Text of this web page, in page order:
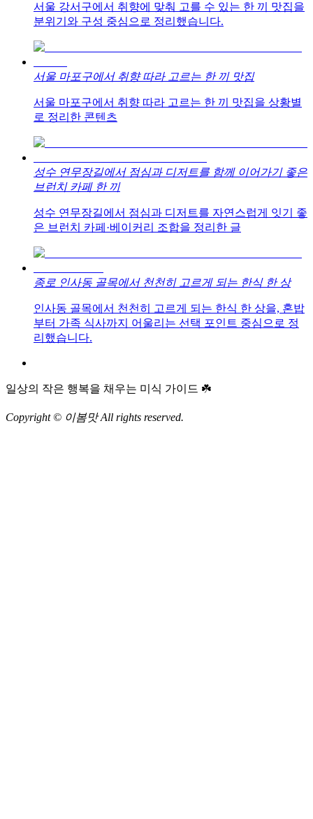
서울 강서구에서 취향에 맞춰 고를 수 있는 한 끼 맛집을
분위기와 구성 중심으로 정리했습니다.
서울 마포구에서 취향 따라 고르는 한 끼 맛집
서울 마포구에서 취향 따라 고르는 한 끼 맛집을 상황별
로 정리한 콘텐츠
성수 연무장길에서 점심과 디저트를 함께 이어가기 좋은
브런치 카페 한 끼
성수 연무장길에서 점심과 디저트를 자연스럽게 잇기 좋
은 브런치 카페·베이커리 조합을 정리한 글
종로 인사동 골목에서 천천히 고르게 되는 한식 한 상
인사동 골목에서 천천히 고르게 되는 한식 한 상을, 혼밥
부터 가족 식사까지 어울리는 선택 포인트 중심으로 정
리했습니다.
일상의 작은 행복을 채우는 미식 가이드 ☘️
Copyright © 이봄맛 All rights reserved.